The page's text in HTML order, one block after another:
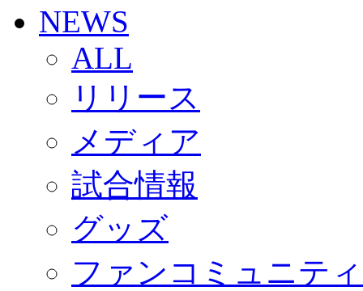
SCHEDULE
2026/27
練習見学時のファンサービスについて
TICKET
奈良クラブ明治安田J3リーグ2026/27シーズン試
奈良クラブ明治安田Ｊ3リーグ 2026/27シーズン「
観戦ルール＆マナー
2026/27ファンコミュニティ
サポートショップ
GOODS
オフィシャルストア（実店舗）
オンラインストア
ACADEMY
アカデミーについて
コーチ&スタッフ
ジュニア
NEWS
ALL
リリース
メディア
試合情報
グッズ
ファンコミュニティ